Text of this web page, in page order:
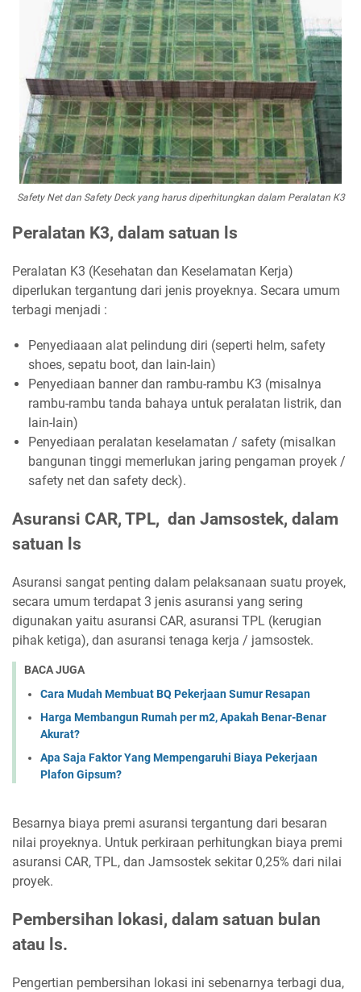
Safety Net dan Safety Deck yang harus diperhitungkan dalam Peralatan K3
Peralatan K3, dalam satuan ls
Peralatan K3 (Kesehatan dan Keselamatan Kerja)
diperlukan tergantung dari jenis proyeknya. Secara umum
terbagi menjadi :
Penyediaaan alat pelindung diri (seperti helm, safety
shoes, sepatu boot, dan lain-lain)
Penyediaan banner dan rambu-rambu K3 (misalnya
rambu-rambu tanda bahaya untuk peralatan listrik, dan
lain-lain)
Penyediaan peralatan keselamatan / safety (misalkan
bangunan tinggi memerlukan jaring pengaman proyek /
safety net dan safety deck).
Asuransi CAR, TPL, dan Jamsostek, dalam
satuan ls
Asuransi sangat penting dalam pelaksanaan suatu proyek,
secara umum terdapat 3 jenis asuransi yang sering
digunakan yaitu asuransi CAR, asuransi TPL (kerugian
pihak ketiga), dan asuransi tenaga kerja / jamsostek.
BACA JUGA
Cara Mudah Membuat BQ Pekerjaan Sumur Resapan
Harga Membangun Rumah per m2, Apakah Benar-Benar
Akurat?
Apa Saja Faktor Yang Mempengaruhi Biaya Pekerjaan
Plafon Gipsum?
Besarnya biaya premi asuransi tergantung dari besaran
nilai proyeknya. Untuk perkiraan perhitungkan biaya premi
asuransi CAR, TPL, dan Jamsostek sekitar 0,25% dari nilai
proyek.
Pembersihan lokasi, dalam satuan bulan
atau ls.
Pengertian pembersihan lokasi ini sebenarnya terbagi dua,